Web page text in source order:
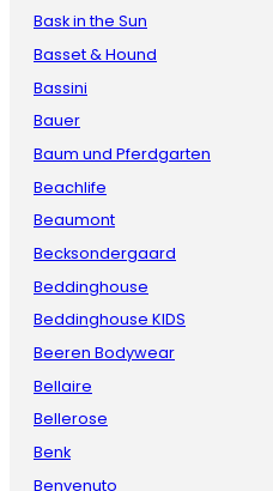
Bask in the Sun
Basset & Hound
Bassini
Bauer
Baum und Pferdgarten
Beachlife
Beaumont
Becksondergaard
Beddinghouse
Beddinghouse KIDS
Beeren Bodywear
Bellaire
Bellerose
Benk
Benvenuto